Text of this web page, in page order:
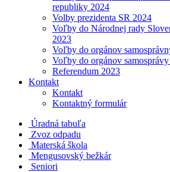
republiky 2024
Volby prezidenta SR 2024
Voľby do Národnej rady
2023
Voľby do orgánov
Voľby do orgánov
Referendum 2023
Kontakt
Kontakt
Kontaktný formulár
Úradná tabuľa
Zvoz odpadu
Materská škola
Mengusovský bežkár
Seniori